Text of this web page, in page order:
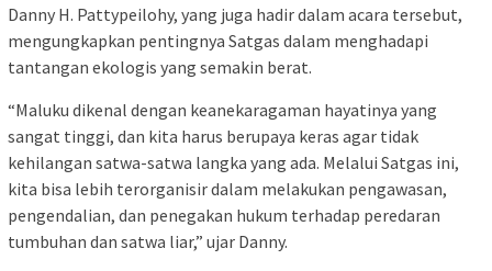
Danny H. Pattypeilohy, yang juga hadir dalam acara tersebut,
mengungkapkan pentingnya Satgas dalam menghadapi
tantangan ekologis yang semakin berat.
“Maluku dikenal dengan keanekaragaman hayatinya yang
sangat tinggi, dan kita harus berupaya keras agar tidak
kehilangan satwa-satwa langka yang ada. Melalui Satgas ini,
kita bisa lebih terorganisir dalam melakukan pengawasan,
pengendalian, dan penegakan hukum terhadap peredaran
tumbuhan dan satwa liar,” ujar Danny.